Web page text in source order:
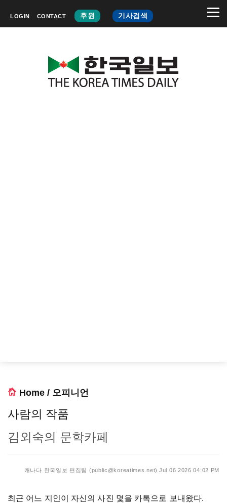
LOGIN CONTACT 후원 기사검색
Home / 오피니언
사람의 작품
김외숙의 문학카페
캐나다 한국일보 편집팀 (public@koreatimes.net) Jul 06 2026 04:02 PM
최근 어느 지인이 자신의 사진 몇을 카톡으로 보내왔다.